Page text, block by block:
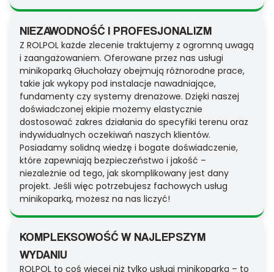
NIEZAWODNOŚĆ I PROFESJONALIZM
Z ROLPOL każde zlecenie traktujemy z ogromną uwagą
i zaangażowaniem. Oferowane przez nas usługi
minikoparką Głuchołazy obejmują różnorodne prace,
takie jak wykopy pod instalacje nawadniające,
fundamenty czy systemy drenażowe. Dzięki naszej
doświadczonej ekipie możemy elastycznie
dostosować zakres działania do specyfiki terenu oraz
indywidualnych oczekiwań naszych klientów.
Posiadamy solidną wiedzę i bogate doświadczenie,
które zapewniają bezpieczeństwo i jakość –
niezależnie od tego, jak skomplikowany jest dany
projekt. Jeśli więc potrzebujesz fachowych usług
minikoparką, możesz na nas liczyć!
KOMPLEKSOWOŚĆ W NAJLEPSZYM
WYDANIU
ROLPOL to coś więcej niż tylko usługi minikoparką – to